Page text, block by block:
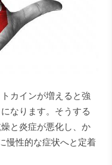
カインが増えると強
なります。そうする
と炎症が悪化し、か
慢性的な症状へと定着